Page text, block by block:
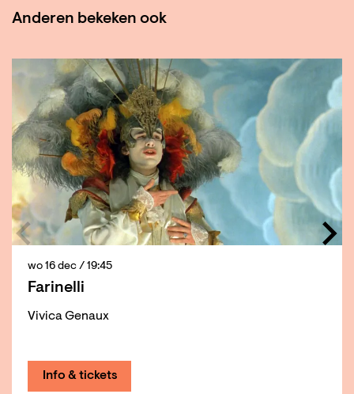
Anderen bekeken ook
Farinelli
Vivica Genaux
wo 16 dec / 19:45
Info & tickets